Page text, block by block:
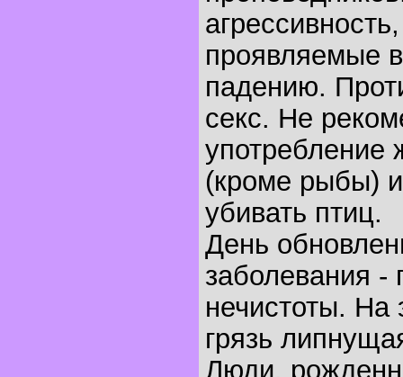
проявляемые
падению.
секс. Не
употребление
(кроме рыбы)
убивать птиц.
День
заболевания -
нечистоты. На
грязь
Люди,